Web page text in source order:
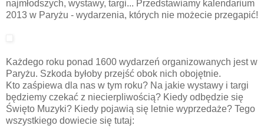
najmłodszych, wystawy, targi... Przedstawiamy kalendarium
2013 w Paryżu - wydarzenia, których nie możecie przegapić!
Każdego roku ponad 1600 wydarzeń organizowanych jest w
Paryżu. Szkoda byłoby przejść obok nich obojętnie.
Kto zaśpiewa dla nas w tym roku? Na jakie wystawy i targi
będziemy czekać z niecierpliwością? Kiedy odbędzie się
Święto Muzyki? Kiedy pojawią się letnie wyprzedaże? Tego
wszystkiego dowiecie się tutaj: